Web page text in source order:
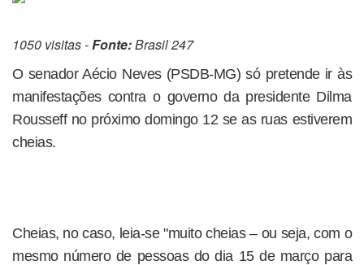
1050 visitas -Fonte:Brasil 247
O senador Aécio Neves (PSDB-MG) só pretende ir às
manifestações contra o governo da presidente Dilma
Rousseff no próximo domingo 12 se as ruas estiverem
cheias.
Cheias, no caso, leia-se "muito cheias – ou seja, com o
mesmo número de pessoas do dia 15 de março para